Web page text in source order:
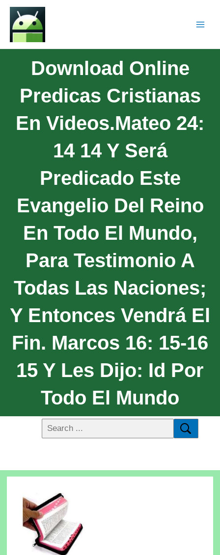
Download Online
Predicas Cristianas
En Videos.Mateo 24:
14 14 Y Será
Predicado Este
Evangelio Del Reino
En Todo El Mundo,
Para Testimonio A
Todas Las Naciones;
Y Entonces Vendrá El
Fin. Marcos 16: 15-16
15 Y Les Dijo: Id Por
Todo El Mundo